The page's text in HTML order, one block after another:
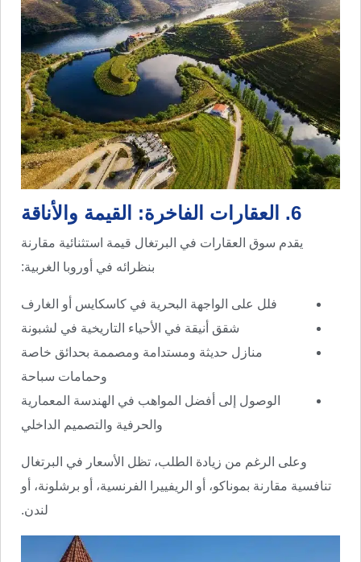
6. العقارات الفاخرة: القيمة والأناقة
يقدم سوق العقارات في البرتغال قيمة استثنائية مقارنة
بنظرائه في أوروبا الغربية:
فلل على الواجهة البحرية في كاسكايس أو الغارف
شقق أنيقة في الأحياء التاريخية في لشبونة
منازل حديثة ومستدامة ومصممة بحدائق خاصة
وحمامات سباحة
الوصول إلى أفضل المواهب في الهندسة المعمارية
والحرفية والتصميم الداخلي
وعلى الرغم من زيادة الطلب، تظل الأسعار في البرتغال
تنافسية مقارنة بموناكو، أو الريفييرا الفرنسية، أو برشلونة، أو
لندن.